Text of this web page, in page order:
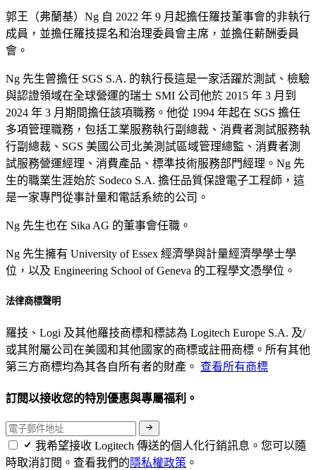
郭王（弗蘭基）Ng 自 2022 年 9 月起擔任羅技董事會的非執行
成員，並擔任羅技提名和治理委員會主席，並擔任薪酬委員
會。
Ng 先生曾擔任 SGS S.A. 的執行長這是一家活躍於測試、檢驗
與認證領域在全球營運的瑞士 SMI 公司他於 2015 年 3 月到
2024 年 3 月期間擔任該項職務。他從 1994 年起在 SGS 擔任
多項管理職務，包括工業服務執行副總裁、消費者測試服務執
行副總裁、SGS 美國公司北美測試區域管理總監、消費者測
試服務營運經理、消費產品、標準技術服務部門經理。Ng 先
生的職業生涯始於 Sodeco S.A. 擔任品質保證電子工程師，這
是一家專門從事計量和電話系統的公司。
Ng 先生也在 Sika AG 的董事會任職。
Ng 先生擁有 University of Essex 經濟學與計量經濟學學士學
位，以及 Engineering School of Geneva 的工程學文憑學位。
法律商標聲明
羅技、Logi 及其他羅技商標和標誌為 Logitech Europe S.A. 及/
或其附屬公司在美國和其他國家的商標或註冊商標。所有其他
第三方商標均為其各自所有者的財產。 查看所有商標
訂閱以接收您的特別優惠與專屬福利。
我希望接收 Logitech 傳送的個人化行銷訊息。您可以隨
時取消訂閱。查看我們的隱私權政策 。